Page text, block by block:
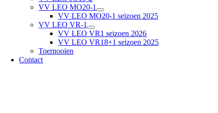
VV LEO MO20-1
VV LEO MO20-1 seizoen 2025
VV LEO VR-1
VV LEO VR1 seizoen 2026
VV LEO VR18+1 seizoen 2025
Toernooien
Contact